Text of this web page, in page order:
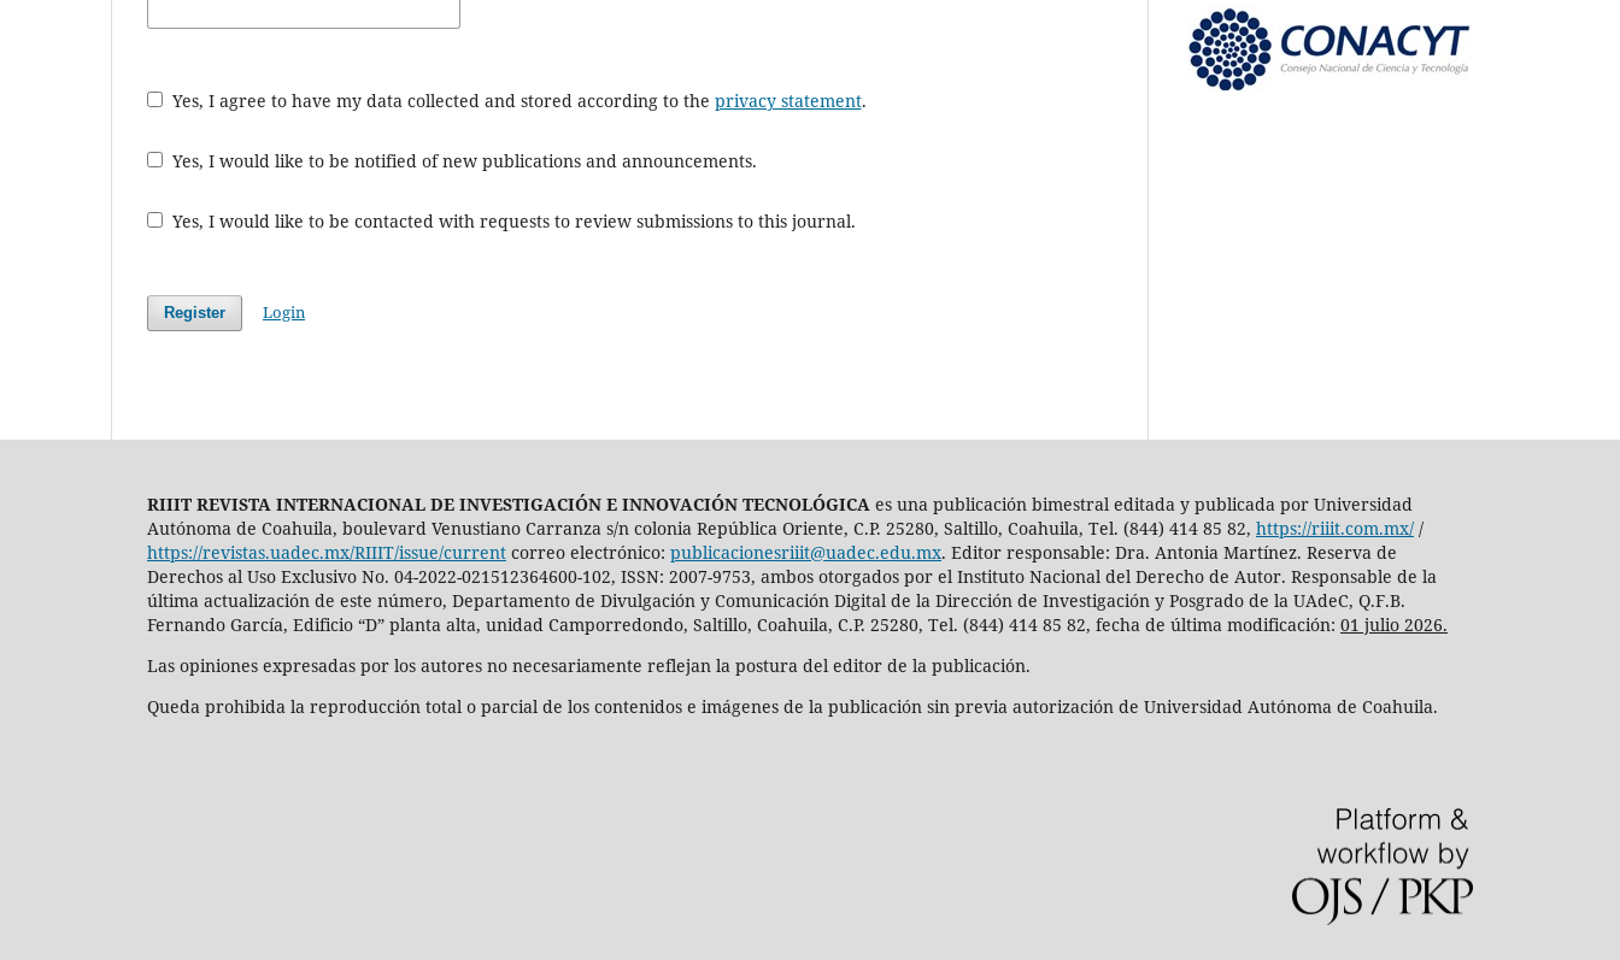
Yes, I agree to have my data collected and stored according to the privacy statement.
Yes, I would like to be notified of new publications and announcements.
Yes, I would like to be contacted with requests to review submissions to this journal.
Register Login
RIIIT REVISTA INTERNACIONAL DE INVESTIGACIÓN E INNOVACIÓN TECNOLÓGICA es una publicación bimestral editada y publicada por Universidad
Autónoma de Coahuila, boulevard Venustiano Carranza s/n colonia República Oriente, C.P. 25280, Saltillo, Coahuila, Tel. (844) 414 85 82, https://riiit.com.mx/ /
https://revistas.uadec.mx/RIIIT/issue/current correo electrónico: publicacionesriiit@uadec.edu.mx. Editor responsable: Dra. Antonia Martínez. Reserva de
Derechos al Uso Exclusivo No. 04-2022-021512364600-102, ISSN: 2007-9753, ambos otorgados por el Instituto Nacional del Derecho de Autor. Responsable de la
última actualización de este número, Departamento de Divulgación y Comunicación Digital de la Dirección de Investigación y Posgrado de la UAdeC, Q.F.B.
Fernando García, Edificio “D” planta alta, unidad Camporredondo, Saltillo, Coahuila, C.P. 25280, Tel. (844) 414 85 82, fecha de última modificación: 01 julio 2026.
Las opiniones expresadas por los autores no necesariamente reflejan la postura del editor de la publicación.
Queda prohibida la reproducción total o parcial de los contenidos e imágenes de la publicación sin previa autorización de Universidad Autónoma de Coahuila.